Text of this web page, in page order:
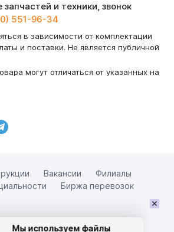
Мы используем файлы
и техники, звонок
551-96-34
в зависимости от комплектации
и поставки. Не является публичной
могут отличаться от указанных на
Вакансии
Филиалы
Биржа перевозок
×